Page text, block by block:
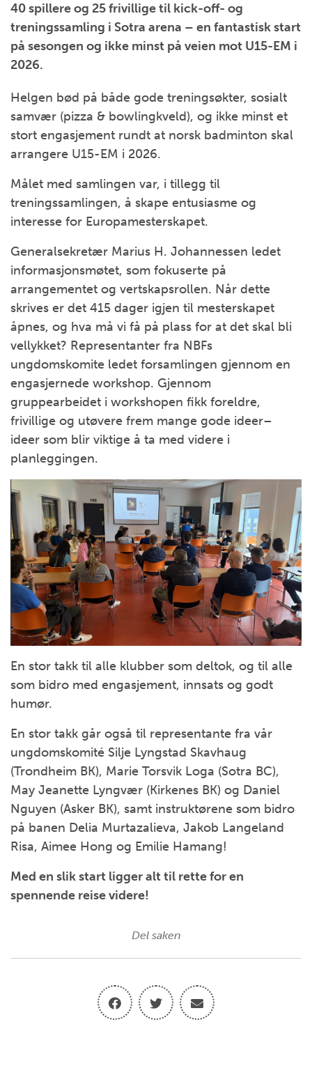
40 spillere og 25 frivillige til kick-off- og
treningssamling i Sotra arena – en fantastisk start
på sesongen og ikke minst på veien mot U15-EM i
2026.
Helgen bød på både gode treningsøkter, sosialt
samvær (pizza & bowlingkveld), og ikke minst et
stort engasjement rundt at norsk badminton skal
arrangere U15-EM i 2026.
Målet med samlingen var, i tillegg til
treningssamlingen, å skape entusiasme og
interesse for Europamesterskapet.
Generalsekretær Marius H. Johannessen ledet
informasjonsmøtet, som fokuserte på
arrangementet og vertskapsrollen. Når dette
skrives er det 415 dager igjen til mesterskapet
åpnes, og hva må vi få på plass for at det skal bli
vellykket? Representanter fra NBFs
ungdomskomite ledet forsamlingen gjennom en
engasjernede workshop. Gjennom
gruppearbeidet i workshopen fikk foreldre,
frivillige og utøvere frem mange gode ideer–
ideer som blir viktige å ta med videre i
planleggingen.
En stor takk til alle klubber som deltok, og til alle
som bidro med engasjement, innsats og godt
humør.
En stor takk går også til representante fra vår
ungdomskomité Silje Lyngstad Skavhaug
(Trondheim BK), Marie Torsvik Loga (Sotra BC),
May Jeanette Lyngvær (Kirkenes BK) og Daniel
Nguyen (Asker BK), samt instruktørene som bidro
på banen Delia Murtazalieva, Jakob Langeland
Risa, Aimee Hong og Emilie Hamang!
Med en slik start ligger alt til rette for en
spennende reise videre!
Del saken